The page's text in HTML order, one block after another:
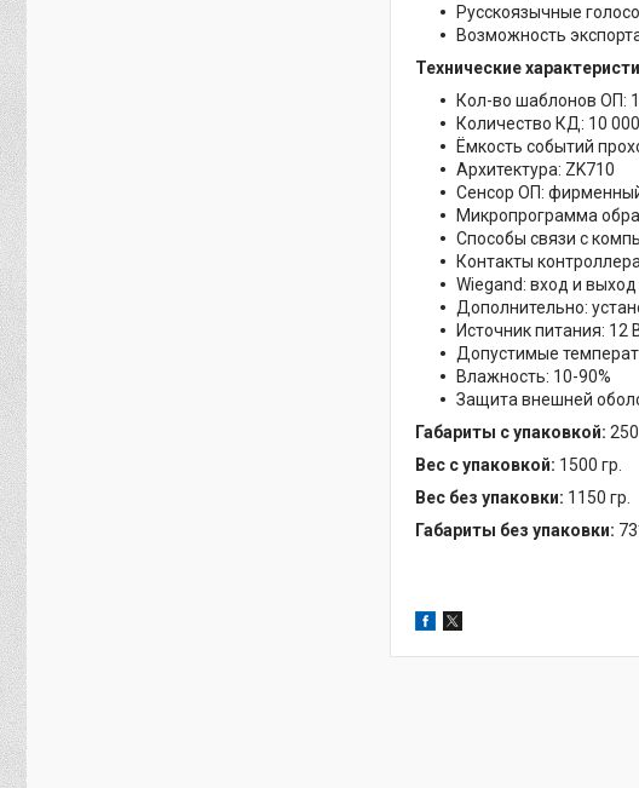
Русскоязычные
Возможность
Технические
Кол-во шаблонов ОП:
Количество КД: 10 000
Ёмкость событий
Архитектура: ZK710
Сенсор ОП:
Микропрограмма
Способы связи с
Контакты
Wiegand: вход и выход
Дополнительно:
Источник питания: 12
Допустимые
Влажность: 10-90%
Защита внешней
Габариты с упаковкой:
Вес с упаковкой: 1500 гр.
Вес без упаковки: 1150 гр.
Габариты без упаковки: